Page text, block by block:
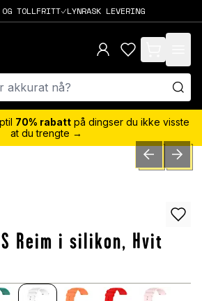
TOLLFRITT LYNRASK LEVERING
items in cart,
70% rabatt på dingser du ikke visste
at du trengte →
PREVIOUSNEXT
Reim i silikon, Hvit